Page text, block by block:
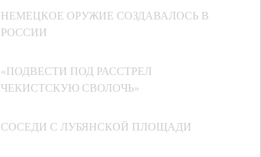
НЕМЕЦКОЕ ОРУЖИЕ СОЗДАВАЛОСЬ В
РОССИИ
«ПОДВЕСТИ ПОД РАССТРЕЛ
ЧЕКИСТСКУЮ СВОЛОЧЬ»
СОСЕДИ С ЛУБЯНСКОЙ ПЛОЩАДИ